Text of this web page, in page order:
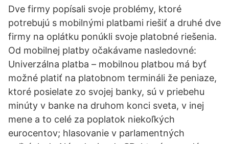
Dve firmy popísali svoje problémy, ktoré
potrebujú s mobilnými platbami riešiť a druhé dve
firmy na oplátku ponúkli svoje platobné riešenia.
Od mobilnej platby očakávame nasledovné:
Univerzálna platba – mobilnou platbou má byť
možné platiť na platobnom termináli že peniaze,
ktoré posielate zo svojej banky, sú v priebehu
minúty v banke na druhom konci sveta, v inej
mene a to celé za poplatok niekoľkých
eurocentov; hlasovanie v parlamentných